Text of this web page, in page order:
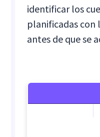
identificar los
planificadas con
antes de que se